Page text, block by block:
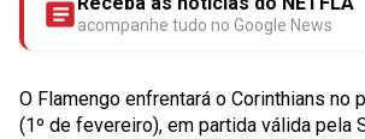
acompanhe tudo no Google News
O Flamengo enfrentará o Corinthians no
(1º de fevereiro), em partida válida pela